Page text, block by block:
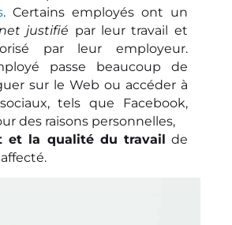
. Certains employés ont un
justifié par leur travail et
par leur employeur.
passe beaucoup de
sur le Web ou accéder à
tels que Facebook,
des raisons personnelles,
et la qualité du travail de